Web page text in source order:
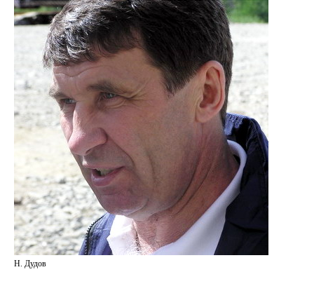
Н. Дудов